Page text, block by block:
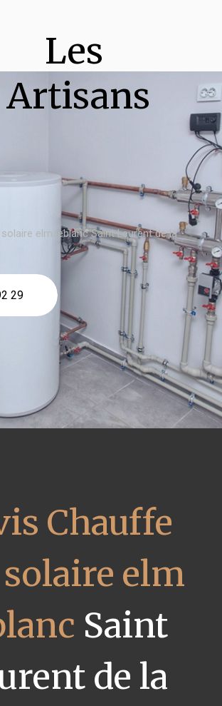
Les
Artisans
elm leblanc Saint Laurent de la
29
Chauffe
solaire elm
Saint
de la